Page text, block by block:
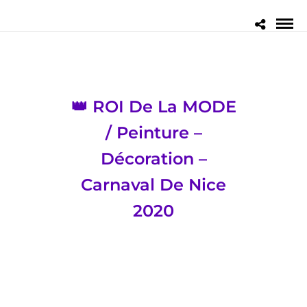
👑 ROI De La MODE
/ Peinture –
Décoration –
Carnaval De Nice
2020